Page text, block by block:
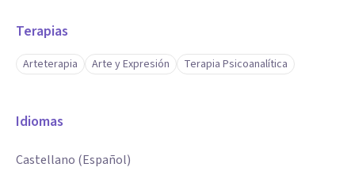
Terapias
Arteterapia Arte y Expresión Terapia Psicoanalítica
Idiomas
Castellano (Español)